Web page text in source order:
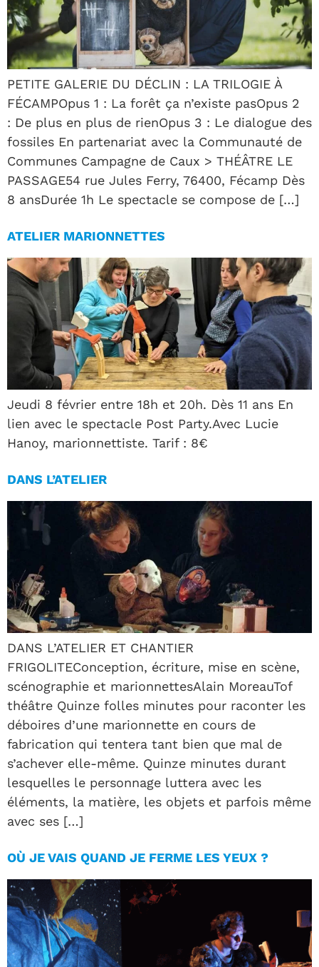
PETITE GALERIE DU DÉCLIN : LA TRILOGIE À
FÉCAMPOpus 1 : La forêt ça n’existe pasOpus 2
: De plus en plus de rienOpus 3 : Le dialogue des
fossiles En partenariat avec la Communauté de
Communes Campagne de Caux > THÉÂTRE LE
PASSAGE54 rue Jules Ferry, 76400, Fécamp Dès
8 ansDurée 1h Le spectacle se compose de […]
ATELIER MARIONNETTES
Jeudi 8 février entre 18h et 20h. Dès 11 ans En
lien avec le spectacle Post Party.Avec Lucie
Hanoy, marionnettiste. Tarif : 8€
DANS L’ATELIER
DANS L’ATELIER ET CHANTIER
FRIGOLITEConception, écriture, mise en scène,
scénographie et marionnettesAlain MoreauTof
théâtre Quinze folles minutes pour raconter les
déboires d’une marionnette en cours de
fabrication qui tentera tant bien que mal de
s’achever elle-même. Quinze minutes durant
lesquelles le personnage luttera avec les
éléments, la matière, les objets et parfois même
avec ses […]
OÙ JE VAIS QUAND JE FERME LES YEUX ?